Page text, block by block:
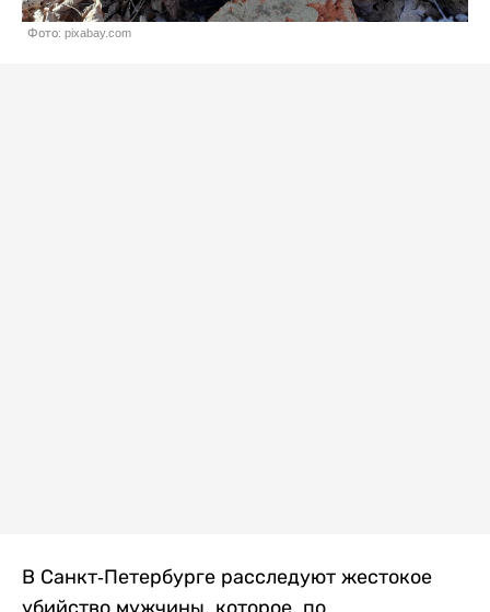
Фото: pixabay.com
В Санкт-Петербурге расследуют жестокое
убийство мужчины, которое, по